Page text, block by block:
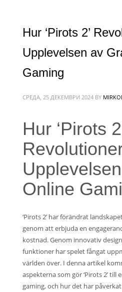
Hur ‘Pirots 2’
Upplevelsen av
Gaming
СРЕДА, 25 ДЕКЕМВРИ 2024 BY
Hur ‘Pirots
Online
‘Pirots 2’ har förändrat
genom att erbjuda en
kostnad. Genom innovativ
funktioner har spelet fångat
världen över. I denna artikel
aspekterna som gör ‘Pirots 2’
gaming, och hur det har